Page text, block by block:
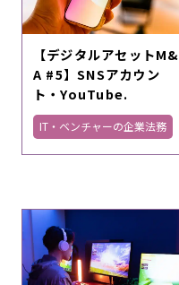
【デジタルアセットM&
A #5】SNSアカウン
ト・YouTube.
IT・ベンチャーの企業法務